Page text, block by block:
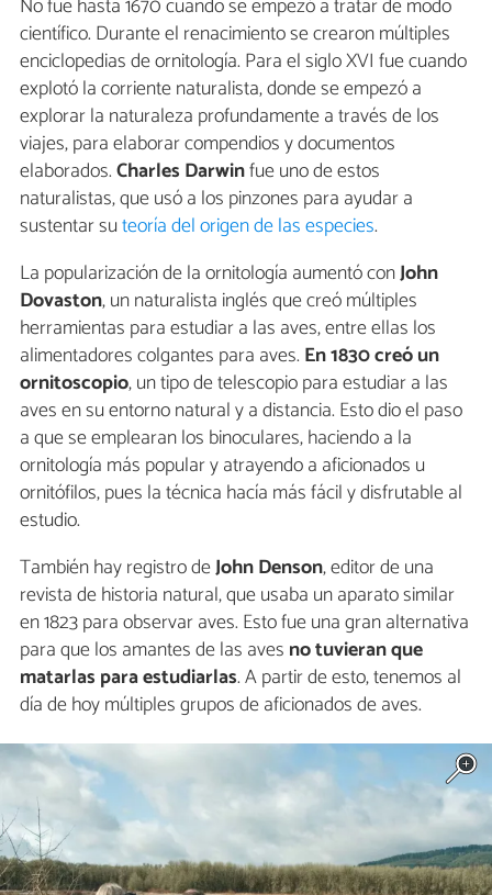
No fue hasta 1670 cuando se empezó a tratar de modo
científico. Durante el renacimiento se crearon múltiples
enciclopedias de ornitología. Para el siglo XVI fue cuando
explotó la corriente naturalista, donde se empezó a
explorar la naturaleza profundamente a través de los
viajes, para elaborar compendios y documentos
elaborados.Charles Darwinfue uno de estos
naturalistas, que usó a los pinzones para ayudar a
sustentar suteoría del origen de las especies.
La popularización de la ornitología aumentó conJohn
Dovaston, un naturalista inglés que creó múltiples
herramientas para estudiar a las aves, entre ellas los
alimentadores colgantes para aves. En 1830 creó un
ornitoscopio, un tipo de telescopio para estudiar a las
aves en su entorno natural y a distancia. Esto dio el paso
a que se emplearan los binoculares, haciendo a la
ornitología más popular y atrayendo a aficionados u
ornitófilos, pues la técnica hacía más fácil y disfrutable al
estudio.
También hay registro deJohn Denson, editor de una
revista de historia natural, que usaba un aparato similar
en 1823 para observar aves. Esto fue una gran alternativa
para que los amantes de las aves no tuvieran que
matarlas para estudiarlas. A partir de esto, tenemos al
día de hoy múltiples grupos de aficionados de aves.